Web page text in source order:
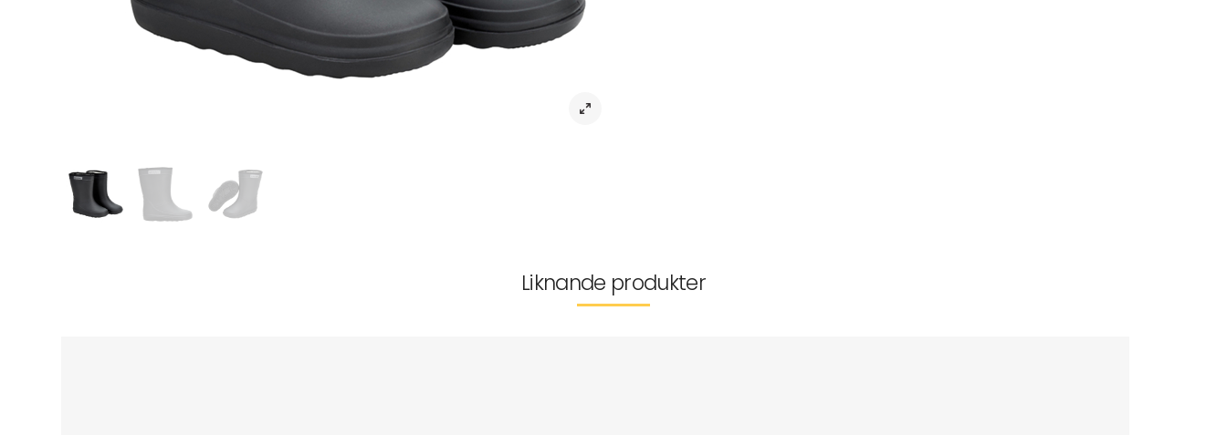
Liknande produkter